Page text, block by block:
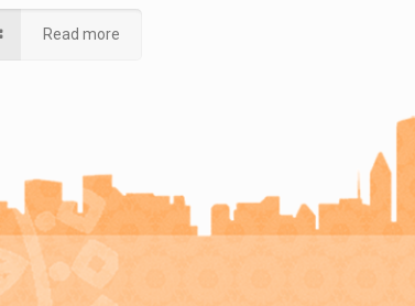
Read more